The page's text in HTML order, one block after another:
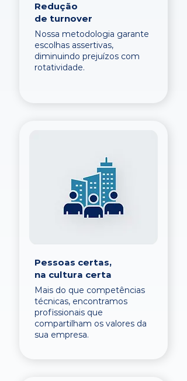
Redução
de turnover
Nossa metodologia garante
escolhas assertivas,
diminuindo prejuízos com
rotatividade.
Pessoas certas,
na cultura certa
Mais do que competências
técnicas, encontramos
profissionais que
compartilham os valores da
sua empresa.